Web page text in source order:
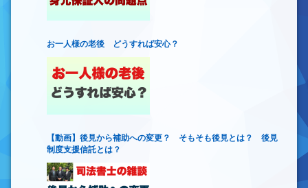
お一人様の老後 どうすれば安心？
【動画】後見から補助への変更？ そもそも後見とは？ 後見
制度支援信託とは？